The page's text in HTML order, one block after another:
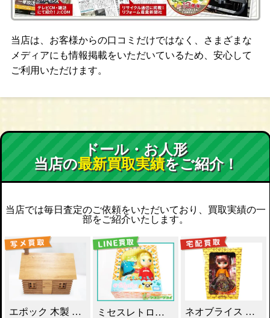
当店は、お客様からの口コミだけではなく、さまざまな
メディアにも情報掲載をいただいているため、安心して
ご利用いただけます。
ドール・お人形
当店の最新買取実績をご紹介！
当店では毎日査定のご依頼をいただいており、買取実績の一
部をご紹介いたします。
エポック 木製 丸太小屋 シルバニアファミリー 買取！ ミセスレトロママ ネオブライス Blythe買取！ ネオブライス あちゃちゅむずきん 買取！